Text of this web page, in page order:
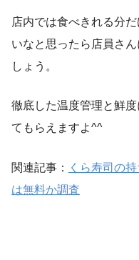
店内では食べきれる分
いなと思ったら店員さ
しょう。
徹底した温度管理と鮮
てもらえますよ^^
関連記事：
くら寿司の
は無料か調査